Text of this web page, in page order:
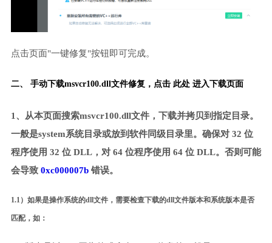
点击页面"一键修复"按钮即可完成。
二、 手动下载msvcr100.dll文件修复， 点击 此处 进入下载页面
1、从本页面搜索msvcr100.dll文件，下载并拷贝到指定目录。
一般是system系统目录或放到软件同级目录里。确保对 32 位
程序使用 32 位 DLL，对 64 位程序使用 64 位 DLL。否则可能
会导致 0xc000007b错误。
1.1）如果是操作系统的dll文件，需要检查下载的dll文件版本和系统版本是否
匹配，如：